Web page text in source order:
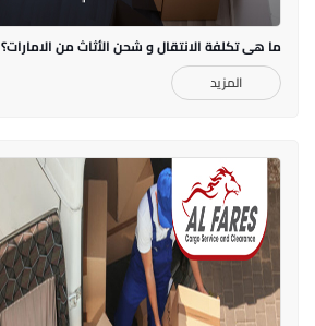
ما هي تكلفة الانتقال و شحن الأثاث من الامارات؟
المزيد